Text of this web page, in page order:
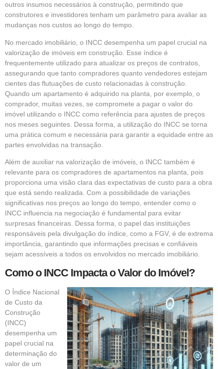
outros insumos necessários à construção, permitindo que
construtores e investidores tenham um parâmetro para avaliar as
mudanças nos custos ao longo do tempo.
No mercado imobiliário, o INCC desempenha um papel crucial na
valorização de imóveis em construção. Esse índice é
frequentemente utilizado para atualizar os preços de contratos,
assegurando que tanto compradores quanto vendedores estejam
cientes das flutuações de custo relacionadas à construção.
Quando um apartamento é adquirido na planta, por exemplo, o
comprador, muitas vezes, se compromete a pagar o valor do
imóvel utilizando o INCC como referência para ajustes de preços
nos meses seguintes. Dessa forma, a utilização do INCC se torna
uma prática comum e necessária para garantir a equidade entre as
partes envolvidas na transação.
Além de auxiliar na valorização de imóveis, o INCC também é
relevante para os compradores de apartamentos na planta, pois
proporciona uma visão clara das expectativas de custo para a obra
que está sendo realizada. Com a possibilidade de variações
significativas nos preços ao longo do tempo, entender como o
INCC influencia na negociação é fundamental para evitar
surpresas financeiras. Dessa forma, o papel das instituições
responsáveis pela divulgação do índice, como a FGV, é de extrema
importância, garantindo que informações precisas e confiáveis
sejam acessíveis a todos os envolvidos no mercado imobiliário.
Como o INCC Impacta o Valor do Imóvel?
O Índice Nacional
de Custo da
Construção
(INCC)
desempenha um
papel crucial na
determinação do
valor de um